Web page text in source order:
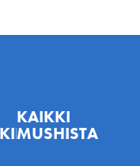
KAIKKI
MUSHISTA